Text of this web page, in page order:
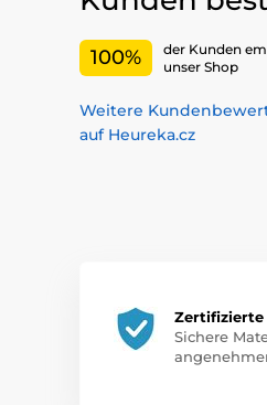
100%
der Kunden
unser Shop
Weitere
auf Heureka.cz
Zertifizierte
Sichere